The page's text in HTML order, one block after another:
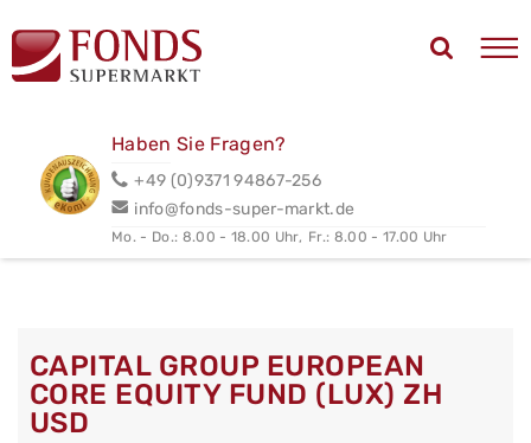
Haben Sie Fragen?
+49 (0)9371 94867-256
info@fonds-super-markt.de
Mo. - Do.: 8.00 - 18.00 Uhr, Fr.: 8.00 - 17.00 Uhr
CAPITAL GROUP EUROPEAN
CORE EQUITY FUND (LUX) ZH
USD